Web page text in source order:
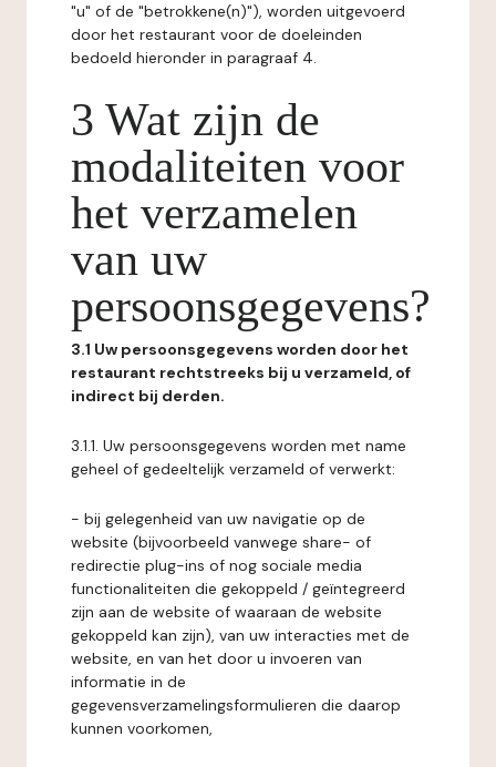
"u" of de "betrokkene(n)"), worden uitgevoerd
door het restaurant voor de doeleinden
bedoeld hieronder in paragraaf 4.
3 Wat zijn de
modaliteiten voor
het verzamelen
van uw
persoonsgegevens?
3.1 Uw persoonsgegevens worden door het
restaurant rechtstreeks bij u verzameld, of
indirect bij derden.
3.1.1. Uw persoonsgegevens worden met name
geheel of gedeeltelijk verzameld of verwerkt:
- bij gelegenheid van uw navigatie op de
website (bijvoorbeeld vanwege share- of
redirectie plug-ins of nog sociale media
functionaliteiten die gekoppeld / geïntegreerd
zijn aan de website of waaraan de website
gekoppeld kan zijn), van uw interacties met de
website, en van het door u invoeren van
informatie in de
gegevensverzamelingsformulieren die daarop
kunnen voorkomen,